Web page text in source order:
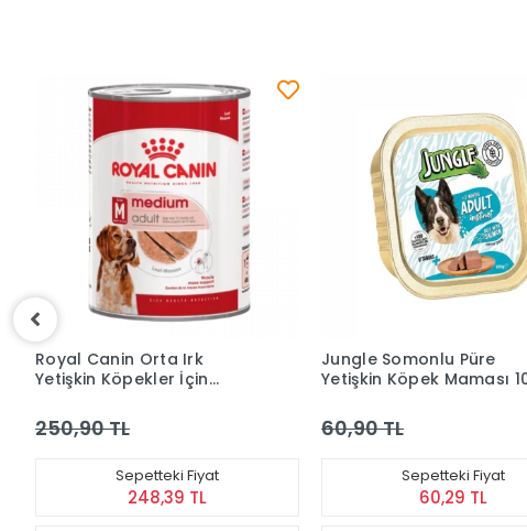
Jungle Somonlu Püre
Yetişkin Köpek Maması 100
60,90 TL
Sepetteki Fiyat
60,29 TL
Jungle Kuzu Etli Püre
Yetişkin Köpek Maması
60,90 TL
Sepetteki Fiyat
60,29 TL